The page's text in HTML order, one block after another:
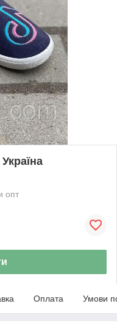
опт
Оплата Умови